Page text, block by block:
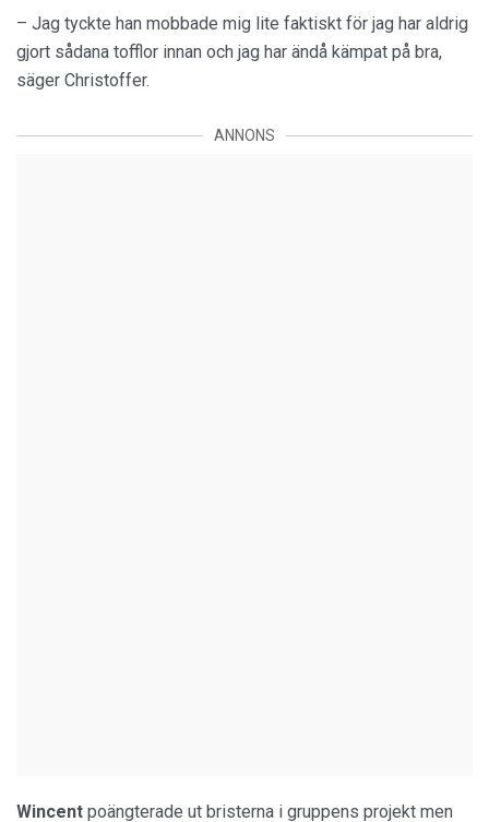
– Jag tyckte han mobbade mig lite faktiskt för jag har aldrig
gjort sådana tofflor innan och jag har ändå kämpat på bra,
säger Christoffer.
ANNONS
Wincent poängterade ut bristerna i gruppens projekt men